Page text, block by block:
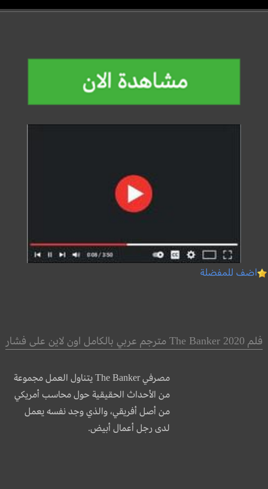
اضف للمفضلة
فلم The Banker 2020 مترجم عربي بالكامل اون لاين على فشار
مصرفي The Banker يتناول العمل مجموعة
من الأحداث الحقيقية حول محاسب أمريكي
من أصل أفريقي، والذي وجد نفسه يعمل
لدى رجل أعمال أبيض.